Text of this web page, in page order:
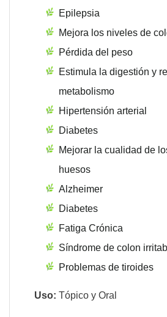
Epilepsia
Mejora los niveles de
Pérdida del peso
Estimula la digestión y
metabolismo
Hipertensión arterial
Diabetes
Mejorar la cualidad de
huesos
Alzheimer
Diabetes
Fatiga Crónica
Síndrome de colon
Problemas de tiroides
Uso: Tópico y Oral